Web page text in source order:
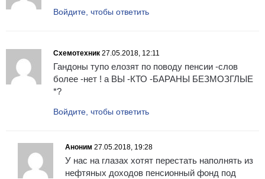
Войдите, чтобы ответить
Схемотехник 27.05.2018, 12:11
Гандоны тупо елозят по поводу пенсии -слов
более -нет ! а ВЫ -КТО -БАРАНЫ БЕЗМОЗГЛЫЕ
*?
Войдите, чтобы ответить
Аноним 27.05.2018, 19:28
У нас на глазах хотят перестать наполнять из
нефтяных доходов пенсионный фонд под